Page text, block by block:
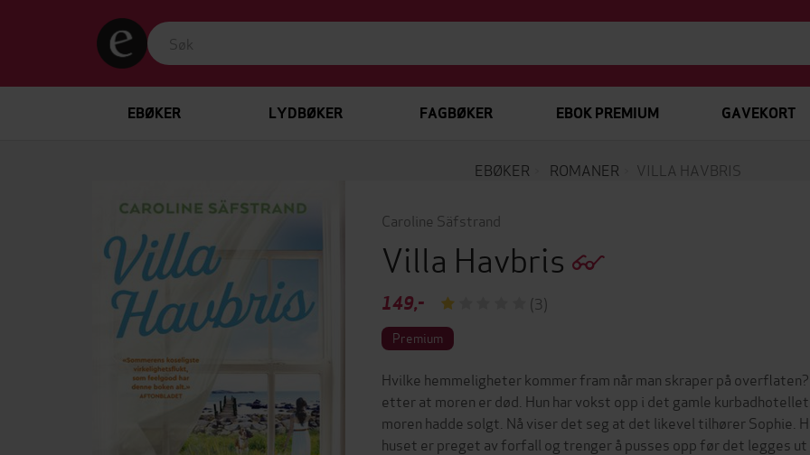
EBØKER LYDBØKER FAGBØKER EBOK PREMIUM GAVEKORT
EBØKER ROMANER VILLA HAVBRIS
Caroline Säfstrand
Villa Havbris
149,- (3)
Premium
Hvilke hemmeligheter kommer fram når man skraper på
etter at moren er død. Hun har vokst opp i det gamle
moren hadde solgt. Nå viser det seg at det likevel tilhører Sophie.
huset er preget av forfall og trenger å pusses opp før det legges ut